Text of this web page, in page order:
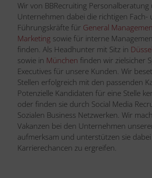
Wir von BBRecruiting
Unternehmen dabei die richtigen Fach-
Führungskräfte für General
Marketing sowie für interne
finden. Als Headhunter mit Sitz in
sowie in München finden wir zielsicher
Executives für unsere Kunden. Wir
Stellen erfolgreich mit den passenden
Potenzielle Kandidaten für eine Stelle
oder finden sie durch Social Media
Sozialen Business Netzwerken. Wir
Vakanzen bei den Unternehmen
aufmerksam und unterstützen sie
Karrierechancen zu ergreifen.